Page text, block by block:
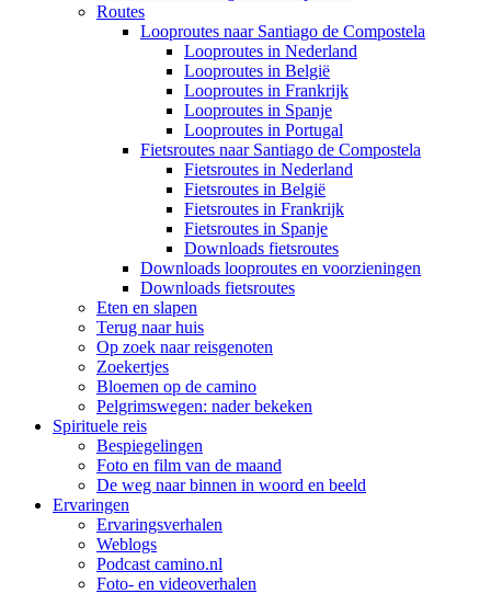
Routes
Looproutes naar Santiago de Compostela
Looproutes in Nederland
Looproutes in België
Looproutes in Frankrijk
Looproutes in Spanje
Looproutes in Portugal
Fietsroutes naar Santiago de Compostela
Fietsroutes in Nederland
Fietsroutes in België
Fietsroutes in Frankrijk
Fietsroutes in Spanje
Downloads fietsroutes
Downloads looproutes en voorzieningen
Downloads fietsroutes
Eten en slapen
Terug naar huis
Op zoek naar reisgenoten
Zoekertjes
Bloemen op de camino
Pelgrimswegen: nader bekeken
Spirituele reis
Bespiegelingen
Foto en film van de maand
De weg naar binnen in woord en beeld
Ervaringen
Ervaringsverhalen
Weblogs
Podcast camino.nl
Foto- en videoverhalen